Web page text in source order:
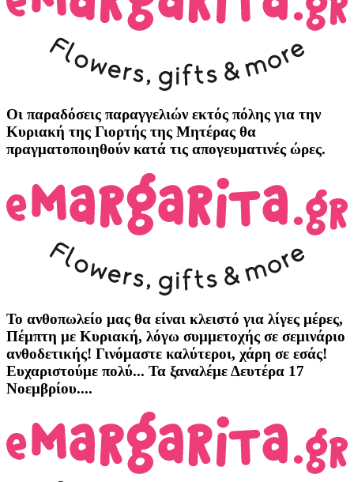
Οι παραδόσεις παραγγελιώνεκτός πόλης για την
Κυριακή της Γιορτής της Μητέρας θα
πραγματοποιηθούν κατά τις απογευματινές ώρες.
Το ανθοπωλείο μας θα είναι κλειστό για λίγες μέρες,
Πέμπτη με Κυριακή, λόγω συμμετοχής σε σεμινάριο
ανθοδετικής! Γινόμαστε καλύτεροι, χάρη σε εσάς!
Ευχαριστούμε πολύ... Τα ξαναλέμε Δευτέρα 17
Νοεμβρίου....